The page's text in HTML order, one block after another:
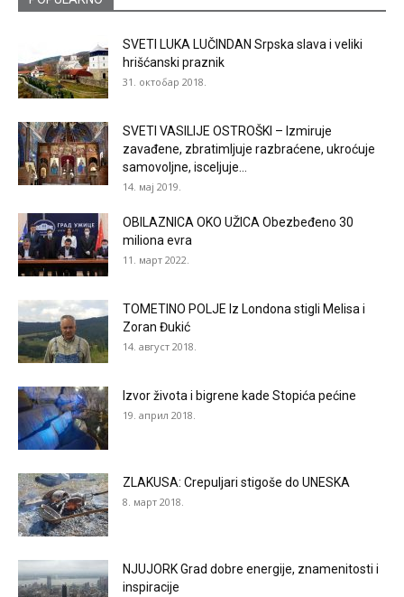
SVETI LUKA LUČINDAN Srpska slava i veliki
hrišćanski praznik
31. октобар 2018.
SVETI VASILIJE OSTROŠKI – Izmiruje
zavađene, zbratimljuje razbraćene, ukroćuje
samovoljne, isceljuje...
14. мај 2019.
OBILAZNICA OKO UŽICA Obezbeđeno 30
miliona evra
11. март 2022.
TOMETINO POLJE Iz Londona stigli Melisa i
Zoran Đukić
14. август 2018.
Izvor života i bigrene kade Stopića pećine
19. април 2018.
ZLAKUSA: Crepuljari stigoše do UNESKA
8. март 2018.
NJUJORK Grad dobre energije, znamenitosti i
inspiracije